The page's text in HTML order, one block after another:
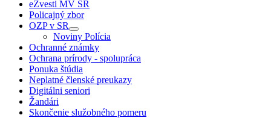
eZvesti MV SR
Policajný zbor
OZP v SR
Noviny Polícia
Ochranné známky
Ochrana prírody - spolupráca
Ponuka štúdia
Neplatné členské preukazy
Digitálni seniori
Žandári
Skončenie služobného pomeru